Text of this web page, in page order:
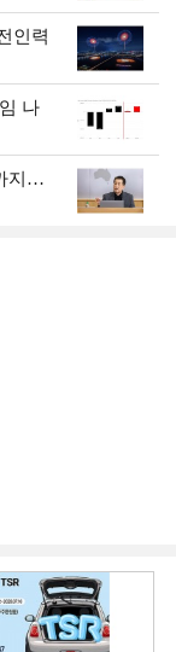
인력
나
지…